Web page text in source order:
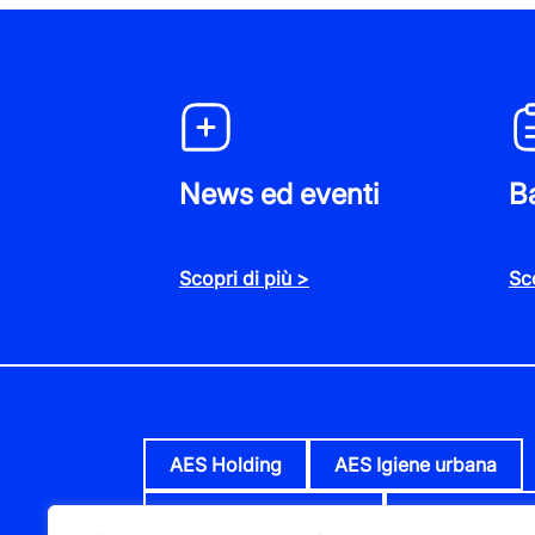
Statuto AMAIE Energia e Servizi srl
denominato ciclovia riviera dei fiori e
Allegati: A) Tariffario B) Canoni e
News ed eventi
Scopri di più >
AES Holding AES Igiene urbana
AES Parco